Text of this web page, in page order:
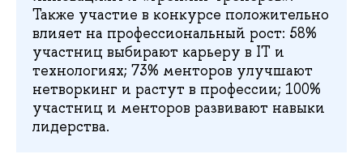
Также участие в конкурсе положительно
влияет на профессиональный рост: 58%
участниц выбирают карьеру в IT и
технологиях; 73% менторов улучшают
нетворкинг и растут в профессии; 100%
участниц и менторов развивают навыки
лидерства.